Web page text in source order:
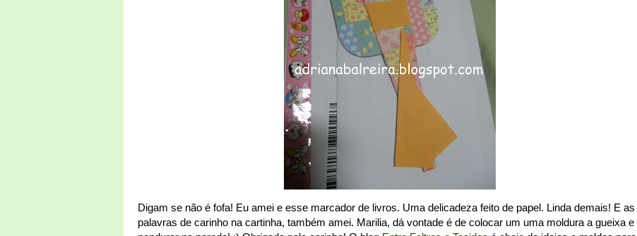
Digam se não é fofa! Eu amei e esse marcador de livros. Uma delicadeza feito de papel. Linda demais! E as
palavras de carinho na cartinha, também amei. Marilia, dá vontade é de colocar um uma moldura a gueixa e